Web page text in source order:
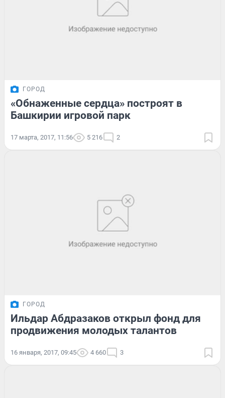
ГОРОД
«Обнаженные сердца» построят в
Башкирии игровой парк
17 марта, 2017, 11:56 5 216 2
ГОРОД
Ильдар Абдразаков открыл фонд для
продвижения молодых талантов
16 января, 2017, 09:45 4 660 3